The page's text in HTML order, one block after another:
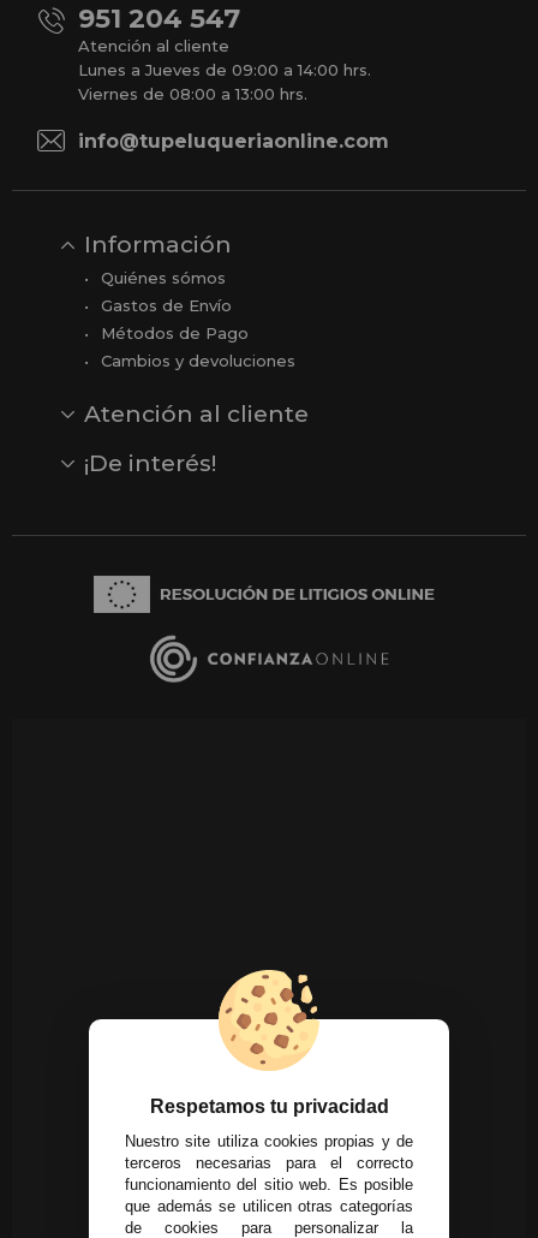
951 204 547
Atención al cliente
Lunes a Jueves de 09:00 a 14:00 hrs.
Viernes de 08:00 a 13:00 hrs.
info@tupeluqueriaonline.com
Información
Quiénes sómos
Gastos de Envío
Métodos de Pago
Cambios y devoluciones
Atención al cliente
Opiniones
Reseñas en Google
¡De interés!
Respetamos tu privacidad
Nuestro site utiliza cookies propias y de
terceros necesarias para el correcto
funcionamiento del sitio web. Es posible
que además se utilicen otras categorías
de cookies para personalizar la